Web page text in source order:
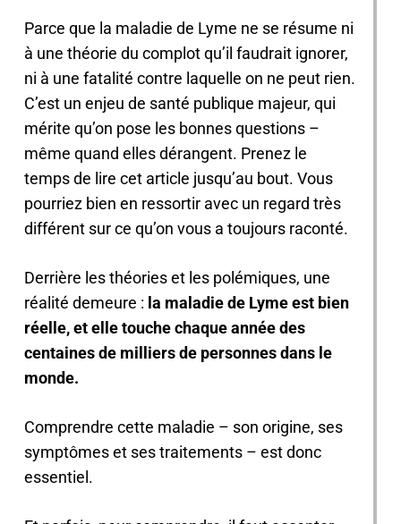
Parce que la maladie de Lyme ne se résume ni
à une théorie du complot qu’il faudrait ignorer,
ni à une fatalité contre laquelle on ne peut rien.
C’est un enjeu de santé publique majeur, qui
mérite qu’on pose les bonnes questions –
même quand elles dérangent. Prenez le
temps de lire cet article jusqu’au bout. Vous
pourriez bien en ressortir avec un regard très
différent sur ce qu’on vous a toujours raconté.
Derrière les théories et les polémiques, une
réalité demeure : la maladie de Lyme est bien
réelle, et elle touche chaque année des
centaines de milliers de personnes dans le
monde.
Comprendre cette maladie – son origine, ses
symptômes et ses traitements – est donc
essentiel.